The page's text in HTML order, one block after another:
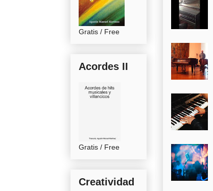
Gratis / Free
Acordes II
Gratis / Free
Creatividad